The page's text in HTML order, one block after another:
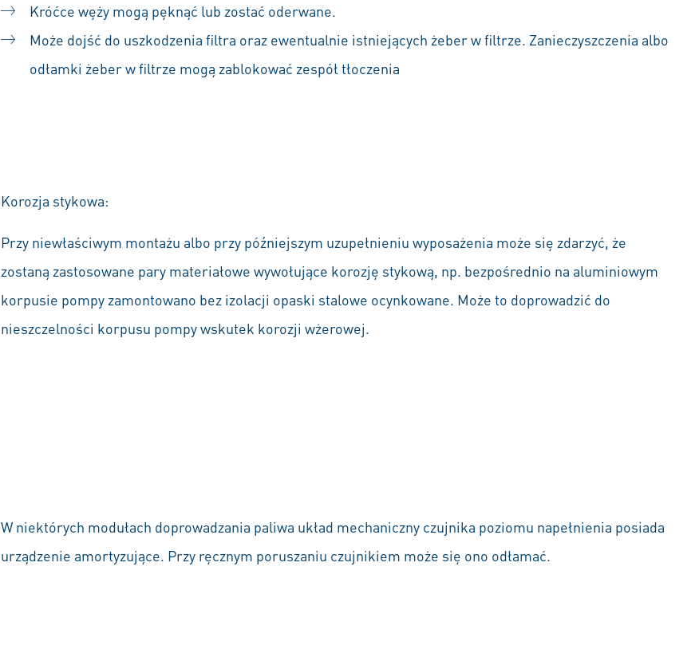
Króćce węży mogą pęknąć lub zostać oderwane.
Może dojść do uszkodzenia filtra oraz ewentualnie istniejących żeber w filtrze. Zanieczyszczenia albo
odłamki żeber w filtrze mogą zablokować zespół tłoczenia
Korozja stykowa:
Przy niewłaściwym montażu albo przy późniejszym uzupełnieniu wyposażenia może się zdarzyć, że
zostaną zastosowane pary materiałowe wywołujące korozję stykową, np. bezpośrednio na aluminiowym
korpusie pompy zamontowano bez izolacji opaski stalowe ocynkowane. Może to doprowadzić do
nieszczelności korpusu pompy wskutek korozji wżerowej.
W niektórych modułach doprowadzania paliwa układ mechaniczny czujnika poziomu napełnienia posiada
urządzenie amortyzujące. Przy ręcznym poruszaniu czujnikiem może się ono odłamać.